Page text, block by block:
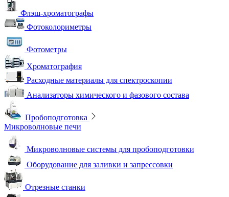
Флэш-хроматографы
Фотоколориметры
Фотометры
Хроматография
Расходные материалы для спектроскопии
Анализаторы химического и фазового состава
Пробоподготовка
Микроволновые печи
Микроволновые системы для пробоподготовки
Оборудование для заливки и запрессовки
Отрезные станки